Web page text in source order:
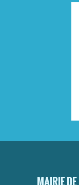
MAIRIE DE